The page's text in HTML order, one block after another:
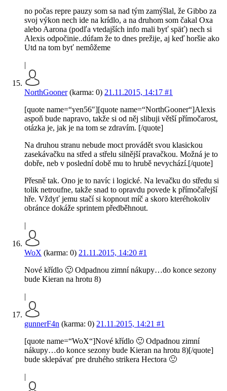
no počas repre pauzy som sa nad tým zamýšlal, že Gibbo za
svoj výkon nech ide na krídlo, a na druhom som čakal Oxa
alebo Aarona (podľa vtedajších info mali byť späť) nech si
Alexis odpočinie..dúfam že to dnes prežije, aj keď horšie ako
Utd na tom byť nemôžeme
|
NorthGooner(karma: 0) 21.11.2015, 14:17 #1
[quote name=“yen56″][quote name=“NorthGooner“]Alexis
aspoň bude napravo, takže si od něj slibuji větší přímočarost,
otázka je, jak je na tom se zdravím. [/quote]
Na druhou stranu nebude moct provádět svou klasickou
zasekávačku na střed a střelu silnější pravačkou. Možná je to
dobře, neb v poslední době mu to hrubě nevychází.[/quote]
Přesně tak. Ono je to navíc i logické. Na levačku do středu si
tolik netroufne, takže snad to opravdu povede k přímočařejší
hře. Vždyť jemu stačí si kopnout míč a skoro kteréhokoliv
obránce dokáže sprintem předběhnout.
|
WoX (karma: 0) 21.11.2015, 14:20 #1
Nové křídlo 🙂 Odpadnou zimní nákupy…do konce sezony
bude Kieran na hrotu 8)
|
gunnerF4n (karma: 0) 21.11.2015, 14:21 #1
[quote name=“WoX“]Nové křídlo 🙂 Odpadnou zimní
nákupy…do konce sezony bude Kieran na hrotu 8)[/quote]
bude sklepávať pre druhého strikera Hectora 🙂
|